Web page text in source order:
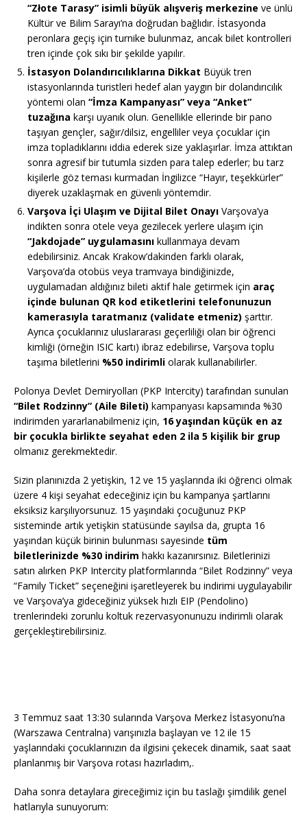
“Złote Tarasy” isimli büyük alışveriş merkezine ve ünlü
Kültür ve Bilim Sarayı’na doğrudan bağlıdır. İstasyonda
peronlara geçiş için turnike bulunmaz, ancak bilet kontrolleri
tren içinde çok sıkı bir şekilde yapılır.
İstasyon Dolandırıcılıklarına Dikkat Büyük tren
istasyonlarında turistleri hedef alan yaygın bir dolandırıcılık
yöntemi olan “İmza Kampanyası” veya “Anket”
tuzağına karşı uyanık olun. Genellikle ellerinde bir pano
taşıyan gençler, sağır/dilsiz, engelliler veya çocuklar için
imza topladıklarını iddia ederek size yaklaşırlar. İmza attıktan
sonra agresif bir tutumla sizden para talep ederler; bu tarz
kişilerle göz teması kurmadan İngilizce “Hayır, teşekkürler”
diyerek uzaklaşmak en güvenli yöntemdir.
Varşova İçi Ulaşım ve Dijital Bilet Onayı Varşova’ya
indikten sonra otele veya gezilecek yerlere ulaşım için
“Jakdojade” uygulamasını kullanmaya devam
edebilirsiniz. Ancak Krakow’dakinden farklı olarak,
Varşova’da otobüs veya tramvaya bindiğinizde,
uygulamadan aldığınız bileti aktif hale getirmek için araç
içinde bulunan QR kod etiketlerini telefonunuzun
kamerasıyla taratmanız (validate etmeniz) şarttır.
Ayrıca çocuklarınız uluslararası geçerliliği olan bir öğrenci
kimliği (örneğin ISIC kartı) ibraz edebilirse, Varşova toplu
taşıma biletlerini %50 indirimli olarak kullanabilirler.
Polonya Devlet Demiryolları (PKP Intercity) tarafından sunulan
“Bilet Rodzinny” (Aile Bileti) kampanyası kapsamında %30
indirimden yararlanabilmeniz için, 16 yaşından küçük en az
bir çocukla birlikte seyahat eden 2 ila 5 kişilik bir grup
olmanız gerekmektedir.
Sizin planınızda 2 yetişkin, 12 ve 15 yaşlarında iki öğrenci olmak
üzere 4 kişi seyahat edeceğiniz için bu kampanya şartlarını
eksiksiz karşılıyorsunuz. 15 yaşındaki çocuğunuz PKP
sisteminde artık yetişkin statüsünde sayılsa da, grupta 16
yaşından küçük birinin bulunması sayesinde tüm
biletlerinizde %30 indirim hakkı kazanırsınız. Biletlerinizi
satın alırken PKP Intercity platformlarında “Bilet Rodzinny” veya
“Family Ticket” seçeneğini işaretleyerek bu indirimi uygulayabilir
ve Varşova’ya gideceğiniz yüksek hızlı EIP (Pendolino)
trenlerindeki zorunlu koltuk rezervasyonunuzu indirimli olarak
gerçekleştirebilirsiniz.
3 Temmuz saat 13:30 sularında Varşova Merkez İstasyonu’na
(Warszawa Centralna) varışınızla başlayan ve 12 ile 15
yaşlarındaki çocuklarınızın da ilgisini çekecek dinamik, saat saat
planlanmış bir Varşova rotası hazırladım,.
Daha sonra detaylara gireceğimiz için bu taslağı şimdilik genel
hatlarıyla sunuyorum: